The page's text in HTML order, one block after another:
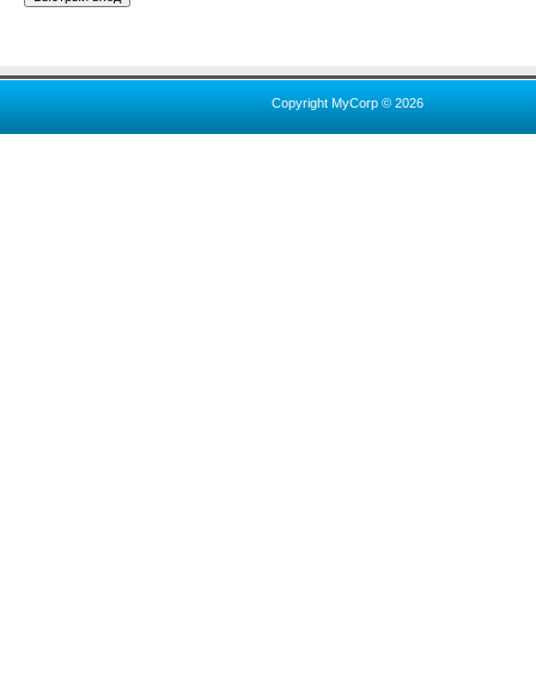
Copyright MyCorp © 2026